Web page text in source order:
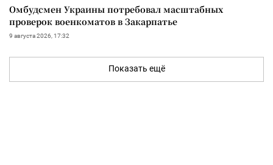
Омбудсмен Украины потребовал масштабных
проверок военкоматов в Закарпатье
9 августа 2026, 17:32
Показать ещё